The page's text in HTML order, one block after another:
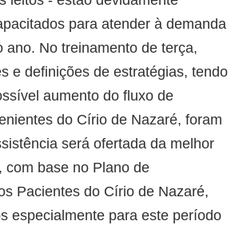
para atender à demanda
ano. No treinamento de terça,
e definições de estratégias, tendo
aumento do fluxo de
do Círio de Nazaré, foram
será ofertada da melhor
com base no Plano de
Pacientes do Círio de Nazaré,
especialmente para este período